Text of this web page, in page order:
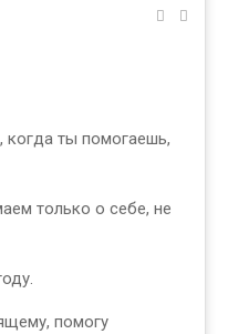
ты помогаешь,
только о себе, не
помогу